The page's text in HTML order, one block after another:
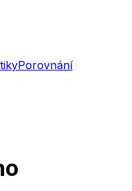
Porovnání